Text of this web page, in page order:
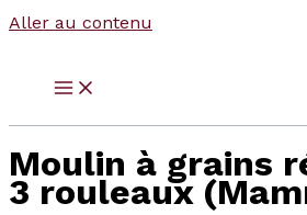
Aller au contenu
Moulin à grains
3 rouleaux